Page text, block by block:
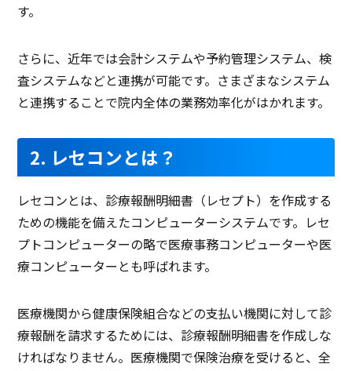
す。
さらに、近年では会計システムや予約管理システム、検
査システムなどと連携が可能です。さまざまなシステム
と連携することで院内全体の業務効率化がはかれます。
2. レセコンとは？
レセコンとは、診療報酬明細書（レセプト）を作成する
ための機能を備えたコンピューターシステムです。レセ
プトコンピューターの略で医療事務コンピューターや医
療コンピューターとも呼ばれます。
医療機関から健康保険組合などの支払い機関に対して診
療報酬を請求するためには、診療報酬明細書を作成しな
ければなりません。医療機関で保険治療を受けると、全